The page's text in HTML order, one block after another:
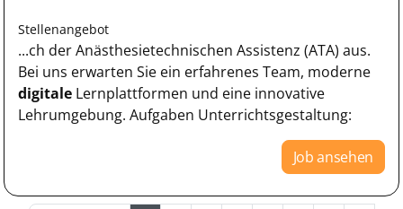
Stellenangebot
...ch der Anästhesietechnischen Assistenz (ATA) aus.
Bei uns erwarten Sie ein erfahrenes Team, moderne
digitale Lernplattformen und eine innovative
Lehrumgebung. Aufgaben Unterrichtsgestaltung:
Job ansehen